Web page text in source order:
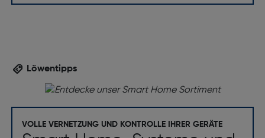
Löwentipps
VOLLE VERNETZUNG UND KONTROLLE IHRER GERÄTE